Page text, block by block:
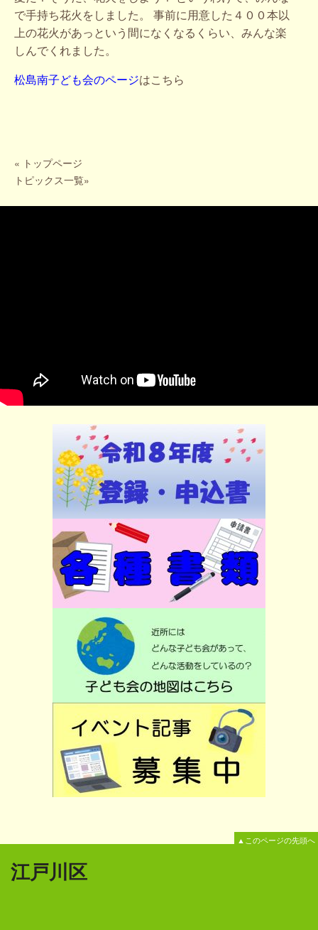
で手持ち花火をしました。 事前に用意した４００本以
上の花火があっという間になくなるくらい、みんな楽
しんでくれました。
松島南子ども会のページはこちら
« トップページ
トピックス一覧»
▲このページの先頭へ
江戸川区